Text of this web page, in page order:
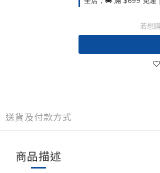
若想
送貨及付款方式
商品描述